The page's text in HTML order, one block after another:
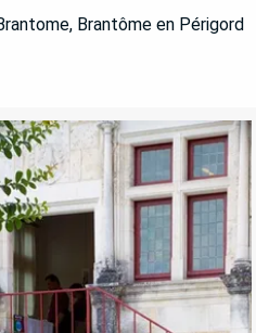
Brantôme en Périgord